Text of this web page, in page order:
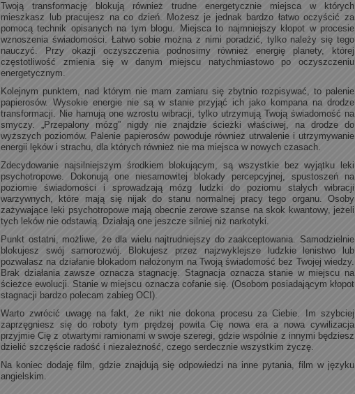
Twoją transformację blokują również trudne energetycznie miejsca w których
mieszkasz lub pracujesz na co dzień. Możesz je jednak bardzo łatwo oczyścić za
pomocą technik opisanych na tym blogu. Miejsca to najmniejszy kłopot w procesie
wznoszenia świadomości. Łatwo sobie można z nimi poradzić, tylko należy się tego
nauczyć. Przy okazji oczyszczenia podnosimy również energię planety, której
częstotliwość zmienia się w danym miejscu natychmiastowo po oczyszczeniu
energetycznym.
Kolejnym punktem, nad którym nie mam zamiaru się zbytnio rozpisywać, to palenie
papierosów. Wysokie energie nie są w stanie przyjąć ich jako kompana na drodze
transformacji. Nie hamują one wzrostu wibracji, tylko utrzymują Twoją świadomość na
smyczy. „Przepalony mózg” nigdy nie znajdzie ścieżki właściwej, na drodze do
wyższych poziomów. Palenie papierosów powoduje również utrwalenie i utrzymywanie
energii lęków i strachu, dla których również nie ma miejsca w nowych czasach.
Zdecydowanie najsilniejszym środkiem blokującym, są wszystkie bez wyjątku leki
psychotropowe. Dokonują one niesamowitej blokady percepcyjnej, spustoszeń na
poziomie świadomości i sprowadzają mózg ludzki do poziomu stałych wibracji
warzywnych, które mają się nijak do stanu normalnej pracy tego organu. Osoby
zażywające leki psychotropowe mają obecnie zerowe szanse na skok kwantowy, jeżeli
tych leków nie odstawią. Działają one jeszcze silniej niż narkotyki.
Punkt ostatni, możliwe, że dla wielu najtrudniejszy do zaakceptowania. Samodzielnie
blokujesz swój samorozwój. Blokujesz przez najzwyklejsze ludzkie lenistwo lub
pozwalasz na działanie blokadom nałożonym na Twoją świadomość bez Twojej wiedzy.
Brak działania zawsze oznacza stagnację. Stagnacja oznacza stanie w miejscu na
ścieżce ewolucji. Stanie w miejscu oznacza cofanie się. (Osobom posiadającym kłopot
stagnacji bardzo polecam zabieg OCI).
Warto zwrócić uwagę na fakt, że nikt nie dokona procesu za Ciebie. Im szybciej
zaprzęgniesz się do roboty tym prędzej powita Cię nowa era a nowa cywilizacja
przyjmie Cię z otwartymi ramionami w swoje szeregi, gdzie wspólnie z innymi będziesz
dzielić szczęście radość i niezależność, czego serdecznie wszystkim życzę.
Na koniec dodaję film, gdzie znajdują się odpowiedzi na inne pytania, film w języku
angielskim.